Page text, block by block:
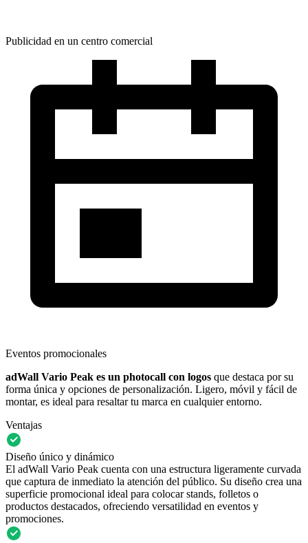
Publicidad en un centro comercial
Eventos promocionales
adWall Vario Peak es un photocall con logos que destaca por su
forma única y opciones de personalización. Ligero, móvil y fácil de
montar, es ideal para resaltar tu marca en cualquier entorno.
Ventajas
Diseño único y dinámico
El adWall Vario Peak cuenta con una estructura ligeramente curvada
que captura de inmediato la atención del público. Su diseño crea una
superficie promocional ideal para colocar stands, folletos o
productos destacados, ofreciendo versatilidad en eventos y
promociones.